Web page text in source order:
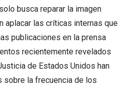
busca reparar la imagen
aplacar las críticas internas que
publicaciones en la prensa
recientemente revelados
de Estados Unidos han
sobre la frecuencia de los